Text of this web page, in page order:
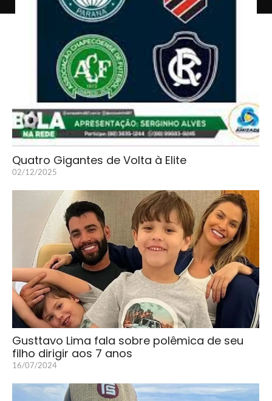
Quatro Gigantes de Volta à Elite
02/12/2025
Gusttavo Lima fala sobre polêmica de seu
filho dirigir aos 7 anos
16/07/2024